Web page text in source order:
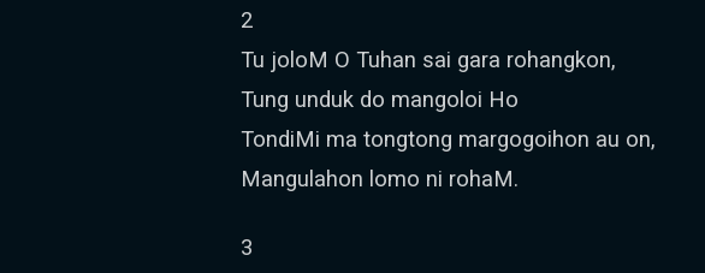
2
Tu joloM O Tuhan sai gara rohangkon,
Tung unduk do mangoloi Ho
TondiMi ma tongtong margogoihon au on,
Mangulahon lomo ni rohaM.
3